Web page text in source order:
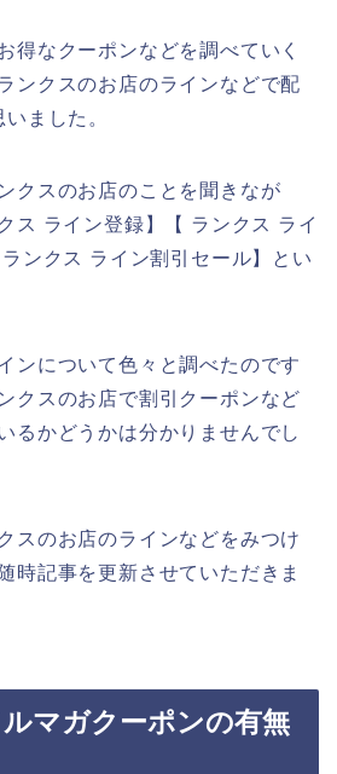
得なクーポンなどを調べていく
ンクスのお店のラインなどで配
ました。
クスのお店のことを聞きなが
ス ライン登録】【 ランクス ライ
ンクス ライン割引セール】とい
ンについて色々と調べたのです
クスのお店で割引クーポンなど
るかどうかは分かりませんでし
スのお店のラインなどをみつけ
時記事を更新させていただきま
マガクーポンの有無